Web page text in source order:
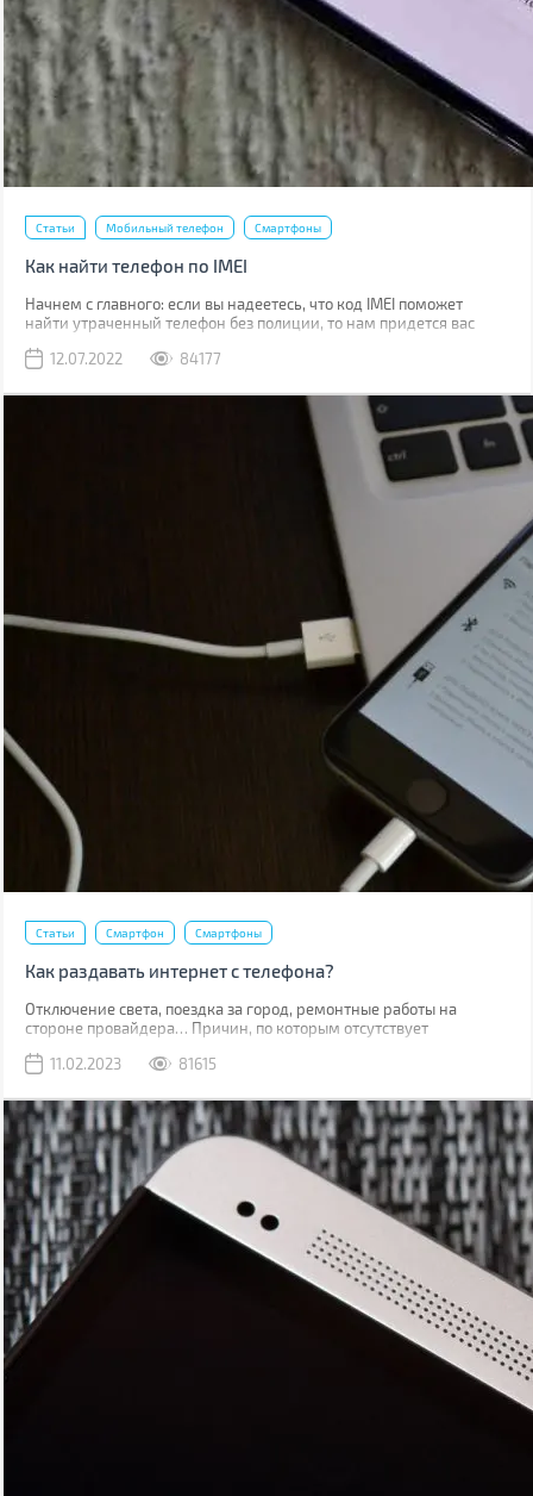
Статьи Мобильный телефон Смартфоны
Как найти телефон по IMEI
Начнем с главного: если вы надеетесь, что код IMEI поможет
найти утраченный телефон без полиции, то нам придется вас
поможет абсолютно. Если его украли, IMEI стоит сообщить
12.07.2022 84177
Статьи Смартфон Смартфоны
Как раздавать интернет с телефона?
Отключение света, поездка за город, ремонтные работы на
стороне провайдера… Причин, по которым отсутствует
может выручить мобильная сеть, конечно, если вы находитесь в
11.02.2023 81615